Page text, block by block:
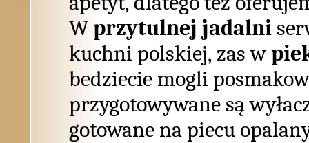
Wprzytulnej jadalni
kuchni polskiej, zas w
bedziecie mogli
przygotowywane są
gotowane na piecu